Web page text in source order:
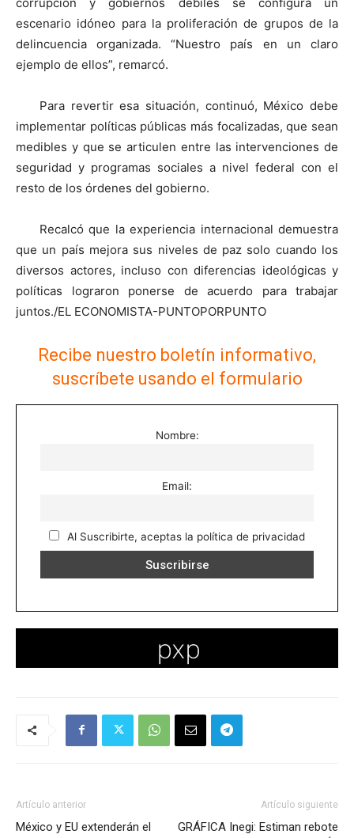
escenario idóneo para la proliferación de grupos de la
delincuencia organizada. “Nuestro país en un claro
ejemplo de ellos”, remarcó.
Para revertir esa situación, continuó, México debe
implementar políticas públicas más focalizadas, que sean
medibles y que se articulen entre las intervenciones de
seguridad y programas sociales a nivel federal con el
resto de los órdenes del gobierno.
Recalcó que la experiencia internacional demuestra
que un país mejora sus niveles de paz solo cuando los
diversos actores, incluso con diferencias ideológicas y
políticas lograron ponerse de acuerdo para trabajar
juntos./EL ECONOMISTA-PUNTOPORPUNTO
Recibe nuestro boletín informativo,
suscríbete usando el formulario
Nombre:
Email:
Al Suscribirte, aceptas la política de privacidad
Artículo anterior
México y EU extenderán el
Artículo siguiente
GRÁFICA Inegi: Estiman rebote